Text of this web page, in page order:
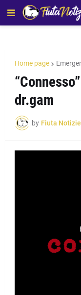
Home page
dr.gam
by Fiuta Notizie